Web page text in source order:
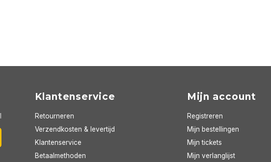
Klantenservice
Retourneren
Verzendkosten & levertijd
Klantenservice
Betaalmethoden
Mijn account
Registreren
Mijn bestellingen
Mijn tickets
Mijn verlanglijst